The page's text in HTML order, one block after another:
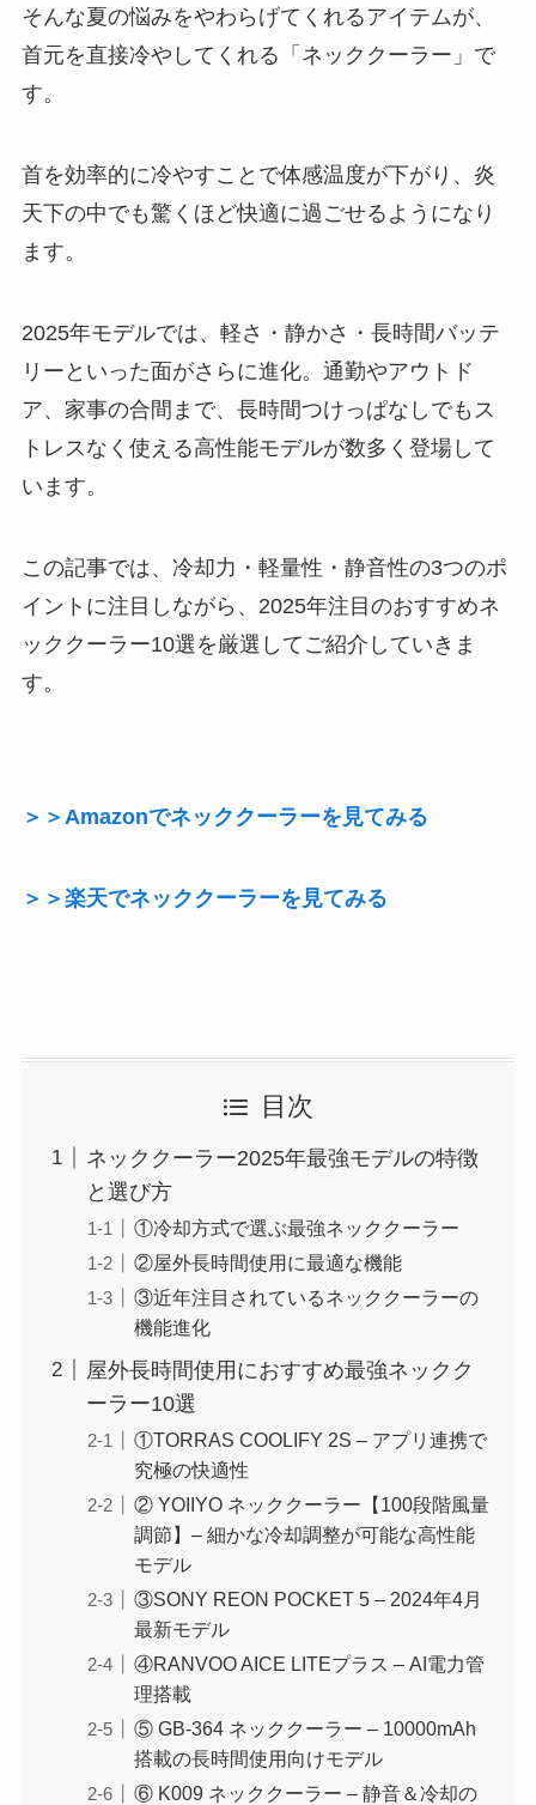
そんな夏の悩みをやわらげてくれるアイテムが、
首元を直接冷やしてくれる「ネッククーラー」で
す。
首を効率的に冷やすことで体感温度が下がり、炎
天下の中でも驚くほど快適に過ごせるようになり
ます。
2025年モデルでは、軽さ・静かさ・長時間バッテ
リーといった面がさらに進化。通勤やアウトド
ア、家事の合間まで、長時間つけっぱなしでもス
トレスなく使える高性能モデルが数多く登場して
います。
この記事では、冷却力・軽量性・静音性の3つのポ
イントに注目しながら、2025年注目のおすすめネ
ッククーラー10選を厳選してご紹介していきま
す。
＞＞Amazonでネッククーラーを見てみる
＞＞楽天でネッククーラーを見てみる
目次
ネッククーラー2025年最強モデルの特徴
と選び方
①冷却方式で選ぶ最強ネッククーラー
②屋外長時間使用に最適な機能
③近年注目されているネッククーラーの
機能進化
屋外長時間使用におすすめ最強ネックク
ーラー10選
①TORRAS COOLIFY 2S – アプリ連携で
究極の快適性
② YOIIYO ネッククーラー【100段階風量
調節】– 細かな冷却調整が可能な高性能
モデル
③SONY REON POCKET 5 – 2024年4月
最新モデル
④RANVOO AICE LITEプラス – AI電力管
理搭載
⑤ GB-364 ネッククーラー – 10000mAh
搭載の長時間使用向けモデル
⑥ K009 ネッククーラー – 静音＆冷却の